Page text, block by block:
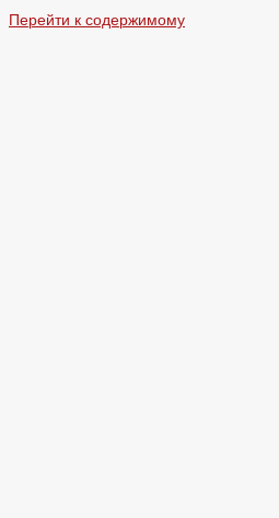
Перейти к содержимому